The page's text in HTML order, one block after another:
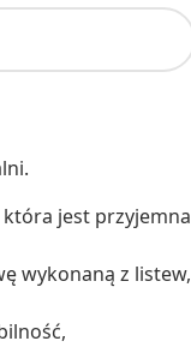
jest przyjemna
wykonaną z listew,